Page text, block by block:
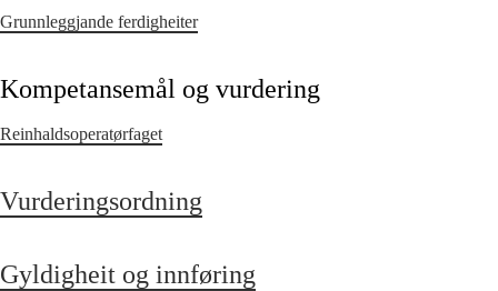
Grunnleggjande ferdigheiter
Kompetansemål og vurdering
Reinhaldsoperatørfaget
Vurderingsordning
Gyldigheit og innføring